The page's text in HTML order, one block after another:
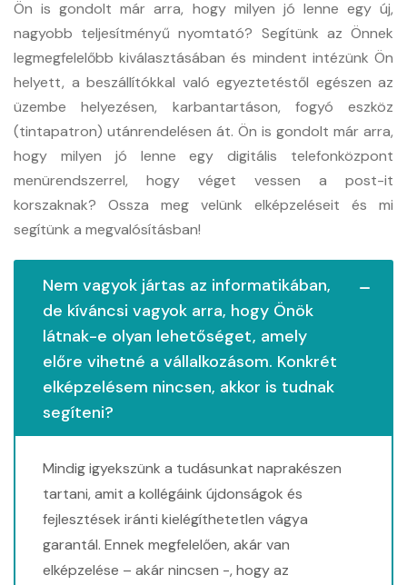
Ön is gondolt már arra, hogy milyen jó lenne egy új,
nagyobb teljesítményű nyomtató? Segítünk az Önnek
legmegfelelőbb kiválasztásában és mindent intézünk Ön
helyett, a beszállítókkal való egyeztetéstől egészen az
üzembe helyezésen, karbantartáson, fogyó eszköz
(tintapatron) utánrendelésen át. Ön is gondolt már arra,
hogy milyen jó lenne egy digitális telefonközpont
menürendszerrel, hogy véget vessen a post-it
korszaknak? Ossza meg velünk elképzeléseit és mi
segítünk a megvalósításban!
Nem vagyok jártas az informatikában,
de kíváncsi vagyok arra, hogy Önök
látnak-e olyan lehetőséget, amely
előre vihetné a vállalkozásom. Konkrét
elképzelésem nincsen, akkor is tudnak
segíteni?
Mindig igyekszünk a tudásunkat naprakészen
tartani, amit a kollégáink újdonságok és
fejlesztések iránti kielégíthetetlen vágya
garantál. Ennek megfelelően, akár van
elképzelése – akár nincsen -, hogy az